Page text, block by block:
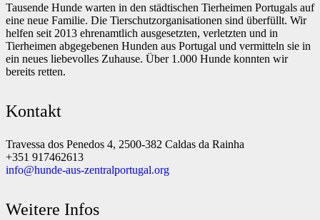
Tausende Hunde warten in den städtischen Tierheimen Portugals auf
eine neue Familie. Die Tierschutzorganisationen sind überfüllt. Wir
helfen seit 2013 ehrenamtlich ausgesetzten, verletzten und in
Tierheimen abgegebenen Hunden aus Portugal und vermitteln sie in
ein neues liebevolles Zuhause. Über 1.000 Hunde konnten wir
bereits retten.
Kontakt
Travessa dos Penedos 4, 2500-382 Caldas da Rainha
+351 917462613
info@hunde-aus-zentralportugal.org
Weitere Infos